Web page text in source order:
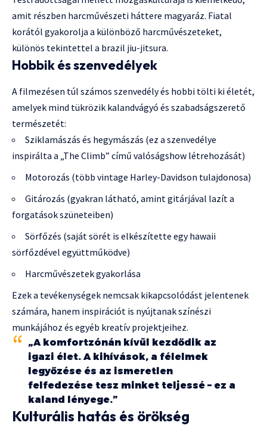
amit részben harcművészeti háttere magyaráz. Fiatal
korától gyakorolja a különböző harcművészeteket,
különös tekintettel a brazil jiu-jitsura.
Hobbik és szenvedélyek
A filmezésen túl számos szenvedély és hobbi tölti ki életét,
amelyek mind tükrözik kalandvágyó és szabadságszerető
természetét:
Sziklamászás és hegymászás (ez a szenvedélye
inspirálta a „The Climb” című valóságshow létrehozását)
Motorozás (több vintage Harley-Davidson tulajdonosa)
Gitározás (gyakran látható, amint gitárjával lazít a
forgatások szüneteiben)
Sörfőzés (saját sörét is elkészítette egy hawaii
sörfőzdével együttműködve)
Harcművészetek gyakorlása
Ezek a tevékenységek nemcsak kikapcsolódást jelentenek
számára, hanem inspirációt is nyújtanak színészi
munkájához és egyéb kreatív projektjeihez.
„A komfortzónán kívül kezdődik az
igazi élet. A kihívások, a félelmek
legyőzése és az ismeretlen
felfedezése tesz minket teljessé – ez a
kaland lényege.”
Kulturális hatás és örökség